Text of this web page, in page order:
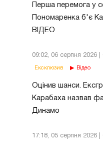
Перша перемога у
Пономаренка б'є
ВІДЕО
09:02, 06 серпня
Ексклюзив Відео
Оцінив шанси.
Карабаха назвав
Динамо
17:18, 05 серпня